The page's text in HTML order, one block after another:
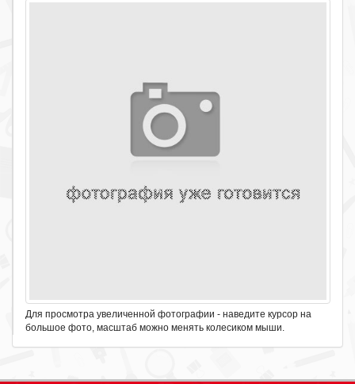
Для просмотра увеличенной фотографии - наведите курсор на
большое фото, масштаб можно менять колесиком мыши.